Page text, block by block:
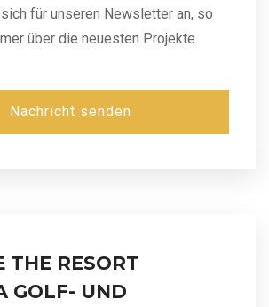
für unseren Newsletter an, so
über die neuesten Projekte
Nachricht senden
THE RESORT
GOLF- UND